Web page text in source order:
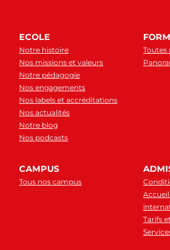
ECOLE
Notre histoire
Nos missions et valeurs
Notre pédagogie
Nos engagements
Nos labels et accréditations
Nos actualités
Notre blog
Nos podcasts
Toutes
CAMPUS
Tous nos campus
Tarifs